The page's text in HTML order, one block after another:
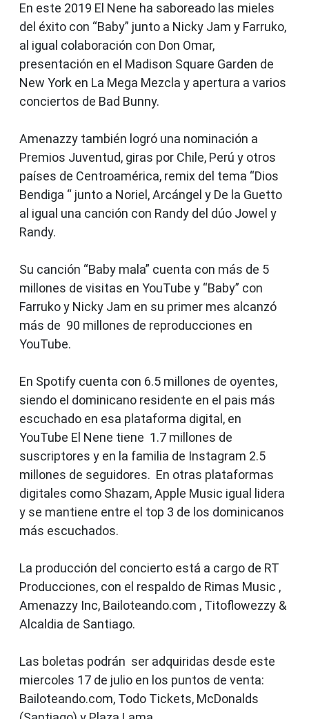
En este 2019 El Nene ha saboreado las mieles
del éxito con “Baby” junto a Nicky Jam y Farruko,
al igual colaboración con Don Omar,
presentación en el Madison Square Garden de
New York en La Mega Mezcla y apertura a varios
conciertos de Bad Bunny.
Amenazzy también logró una nominación a
Premios Juventud, giras por Chile, Perú y otros
países de Centroamérica, remix del tema “Dios
Bendiga “ junto a Noriel, Arcángel y De la Guetto
al igual una canción con Randy del dúo Jowel y
Randy.
Su canción “Baby mala” cuenta con más de 5
millones de visitas en YouTube y “Baby” con
Farruko y Nicky Jam en su primer mes alcanzó
más de 90 millones de reproducciones en
YouTube.
En Spotify cuenta con 6.5 millones de oyentes,
siendo el dominicano residente en el pais más
escuchado en esa plataforma digital, en
YouTube El Nene tiene 1.7 millones de
suscriptores y en la familia de Instagram 2.5
millones de seguidores. En otras plataformas
digitales como Shazam, Apple Music igual lidera
y se mantiene entre el top 3 de los dominicanos
más escuchados.
La producción del concierto está a cargo de RT
Producciones, con el respaldo de Rimas Music ,
Amenazzy Inc, Bailoteando.com , Titoflowezzy &
Alcaldia de Santiago.
Las boletas podrán ser adquiridas desde este
miercoles 17 de julio en los puntos de venta:
Bailoteando.com, Todo Tickets, McDonalds